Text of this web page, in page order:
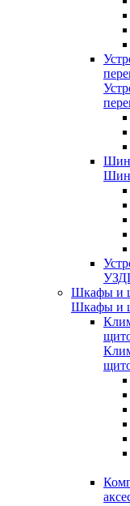
Шкафы и
Шкафы и